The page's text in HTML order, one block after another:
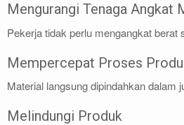
Mengurangi Tenaga Angkat
Pekerja tidak perlu mengangkat berat
Mempercepat Proses
Material langsung dipindahkan dalam
Melindungi Produk